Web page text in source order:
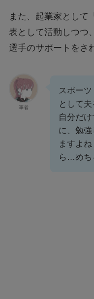
また、起業家として
表として活動しつつ
選手のサポートをさ
筆者
スポー
として
自分だ
に、勉
ますよ
ら…めち